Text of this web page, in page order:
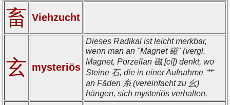
畜 Viehzucht
玄 mysteriös
Dieses Radikal ist leicht merkbar,
wenn man an "Magnet 磁" (vergl.
Magnet, Porzellan 磁 [cí]) denkt, wo
Steine 石, die in einer Aufnahme 艹
an Fäden 糸 (vereinfacht zu 幺)
hängen, sich mysteriös verhalten.